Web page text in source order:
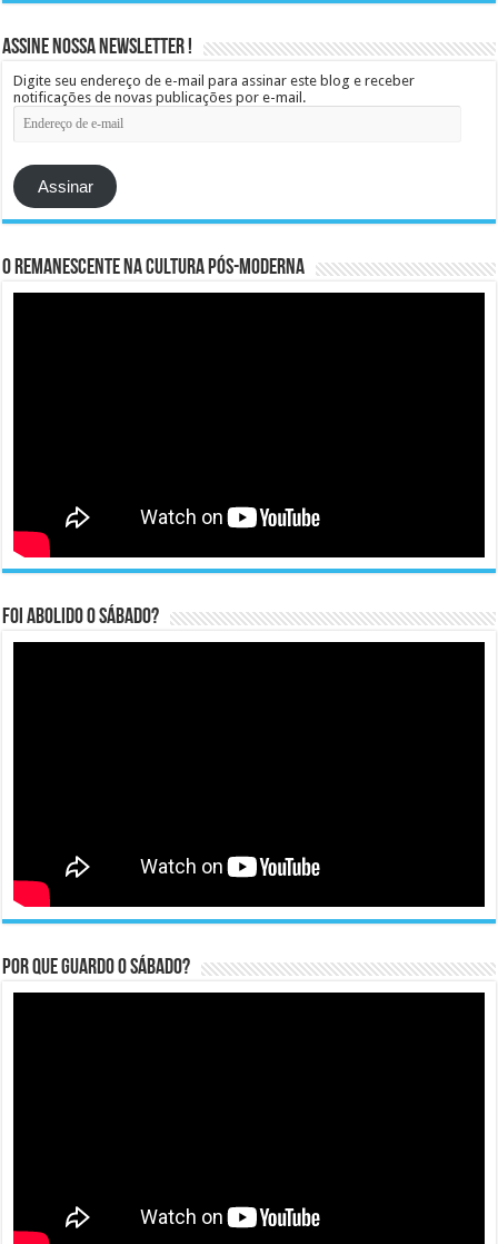
Assine Nossa Newsletter !
Digite seu endereço de e-mail para assinar este blog e receber
notificações de novas publicações por e-mail.
Endereço
de
mail
Assinar
O remanescente na cultura pós-moderna
Foi abolido o sábado?
Por que guardo o Sábado?